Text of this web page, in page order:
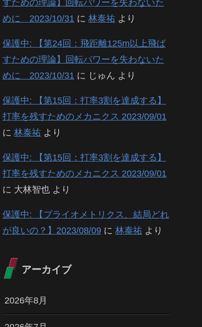
すための理論】回転パワーを失わないた
めに 2023/10/31 に 林泰祐 より
保護中: 【第24回：飛距離125m以上飛ば
すための理論】回転パワーを失わないた
めに 2023/10/31 に じゅん より
保護中: 【第15回：打率3割を達成する】
打率を残すためのメカニクス 2023/09/01
に 林泰祐 より
保護中: 【第15回：打率3割を達成する】
打率を残すためのメカニクス 2023/09/01
に 大林智也 より
保護中: 【プライオメトリクス、結局どれ
が良いの？】2023/08/09 に 林泰祐 より
アーカイブ
2026年8月